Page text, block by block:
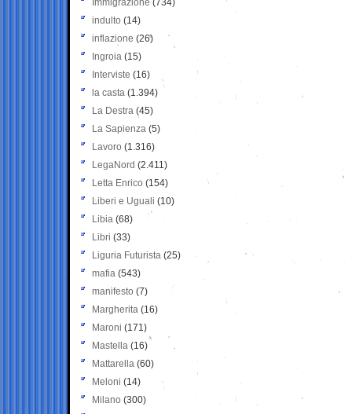
Immigrazione (734)
indulto (14)
inflazione (26)
Ingroia (15)
Interviste (16)
la casta (1.394)
La Destra (45)
La Sapienza (5)
Lavoro (1.316)
LegaNord (2.411)
Letta Enrico (154)
Liberi e Uguali (10)
Libia (68)
Libri (33)
Liguria Futurista (25)
mafia (543)
manifesto (7)
Margherita (16)
Maroni (171)
Mastella (16)
Mattarella (60)
Meloni (14)
Milano (300)